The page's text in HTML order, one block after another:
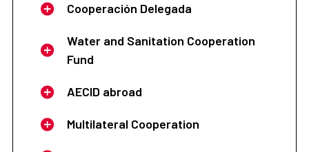
Cooperación Delegada
Water and Sanitation Cooperation
Fund
AECID abroad
Multilateral Cooperation